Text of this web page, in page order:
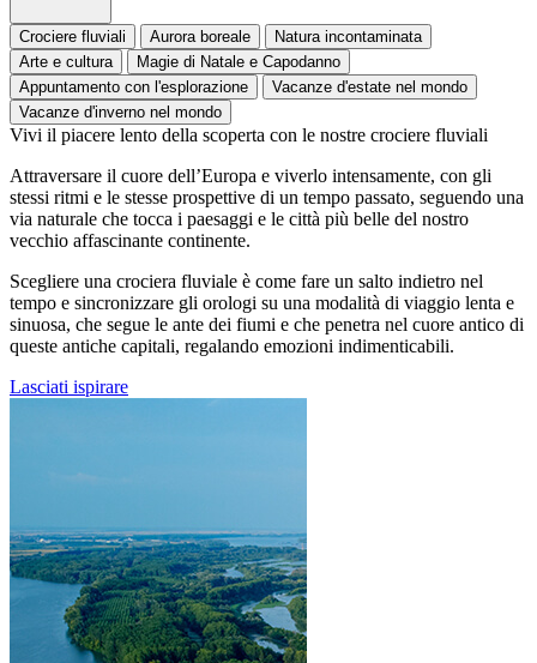
Crociere fluviali Aurora boreale
Natura incontaminata
Arte e cultura
Magie di Natale e Capodanno
Appuntamento con l'esplorazione
Vacanze d'estate nel mondo
Vacanze d'inverno nel mondo
Vivi il piacere lento della scoperta con le nostre crociere fluviali
Attraversare il cuore dell’Europa e viverlo intensamente, con gli
stessi ritmi e le stesse prospettive di un tempo passato, seguendo una
via naturale che tocca i paesaggi e le città più belle del nostro
vecchio affascinante continente.
Scegliere una crociera fluviale è come fare un salto indietro nel
tempo e sincronizzare gli orologi su una modalità di viaggio lenta e
sinuosa, che segue le ante dei fiumi e che penetra nel cuore antico di
queste antiche capitali, regalando emozioni indimenticabili.
Lasciati ispirare